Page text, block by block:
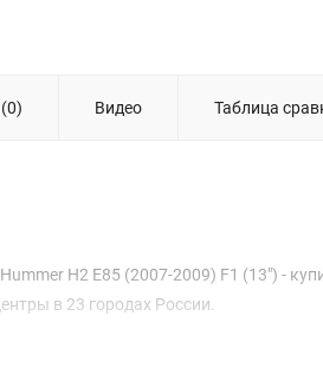
Видео Таблица
H2 E85 (2007-2009) F1 (13") -
в 23 городах России.